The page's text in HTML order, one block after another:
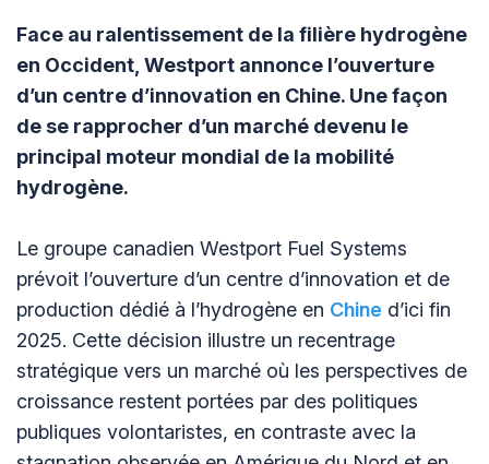
Face au ralentissement de la filière hydrogène
en Occident, Westport annonce l’ouverture
d’un centre d’innovation en Chine. Une façon
de se rapprocher d’un marché devenu le
principal moteur mondial de la mobilité
hydrogène.
Le groupe canadien Westport Fuel Systems
prévoit l’ouverture d’un centre d’innovation et de
production dédié à l’hydrogène en Chine d’ici fin
2025. Cette décision illustre un recentrage
stratégique vers un marché où les perspectives de
croissance restent portées par des politiques
publiques volontaristes, en contraste avec la